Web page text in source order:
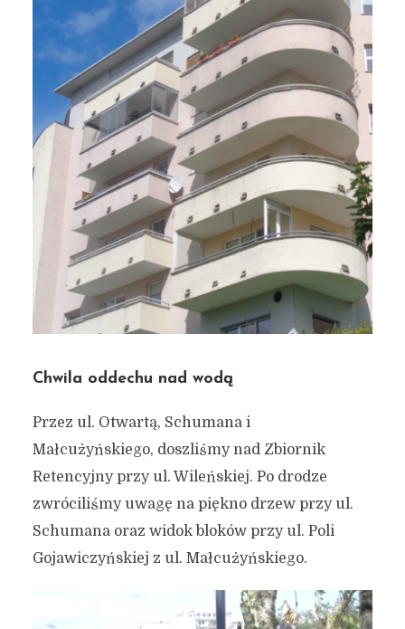
Chwila oddechu nad wodą
Przez ul. Otwartą, Schumana i
Małcużyńskiego, doszliśmy nad Zbiornik
Retencyjny przy ul. Wileńskiej. Po drodze
zwróciliśmy uwagę na piękno drzew przy ul.
Schumana oraz widok bloków przy ul. Poli
Gojawiczyńskiej z ul. Małcużyńskiego.